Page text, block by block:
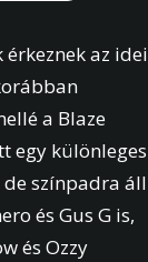
az idei
a Blaze
egy különleges
színpadra áll
és Gus G is,
és Ozzy